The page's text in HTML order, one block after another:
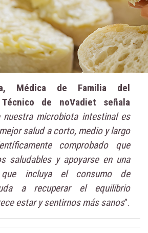
Médica de Familia del
Técnico de noVadiet señala
nuestra microbiota intestinal es
salud a corto, medio y largo
comprobado que
saludables y apoyarse en una
incluya el consumo de
a recuperar el equilibrio
estar y sentirnos más sanos”.